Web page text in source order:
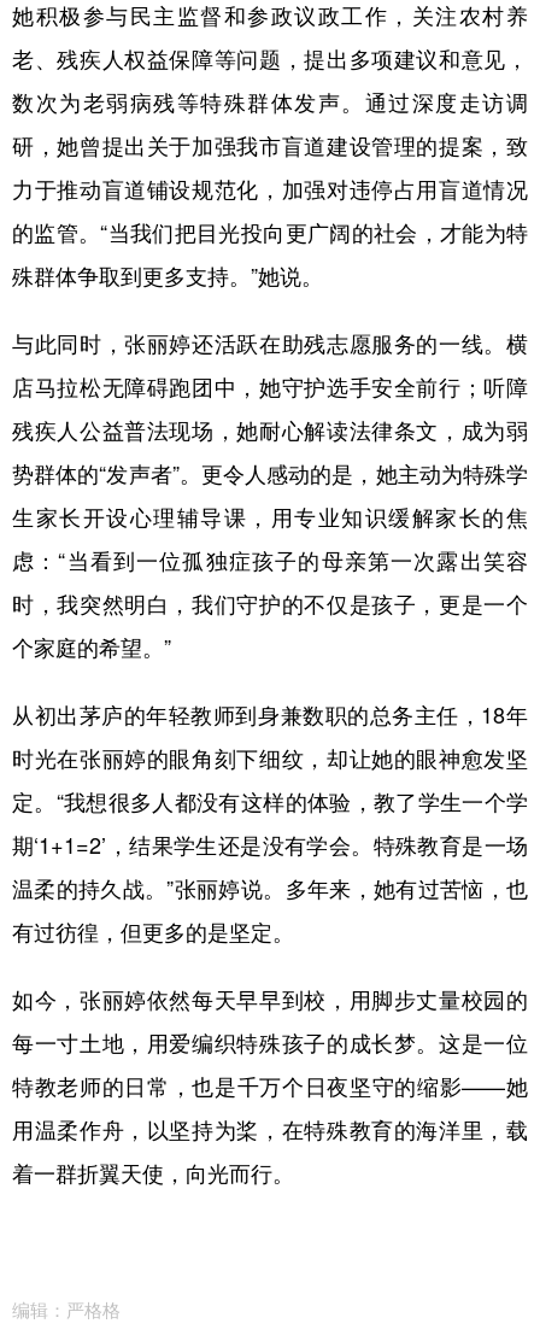
她积极参与民主监督和参政议政工作，关注农村养
老、残疾人权益保障等问题，提出多项建议和意见，
数次为老弱病残等特殊群体发声。通过深度走访调
研，她曾提出关于加强我市盲道建设管理的提案，致
力于推动盲道铺设规范化，加强对违停占用盲道情况
的监管。“当我们把目光投向更广阔的社会，才能为特
殊群体争取到更多支持。”她说。
与此同时，张丽婷还活跃在助残志愿服务的一线。横
店马拉松无障碍跑团中，她守护选手安全前行；听障
残疾人公益普法现场，她耐心解读法律条文，成为弱
势群体的“发声者”。更令人感动的是，她主动为特殊学
生家长开设心理辅导课，用专业知识缓解家长的焦
虑：“当看到一位孤独症孩子的母亲第一次露出笑容
时，我突然明白，我们守护的不仅是孩子，更是一个
个家庭的希望。”
从初出茅庐的年轻教师到身兼数职的总务主任，18年
时光在张丽婷的眼角刻下细纹，却让她的眼神愈发坚
定。“我想很多人都没有这样的体验，教了学生一个学
期‘1+1=2’，结果学生还是没有学会。特殊教育是一场
温柔的持久战。”张丽婷说。多年来，她有过苦恼，也
有过彷徨，但更多的是坚定。
如今，张丽婷依然每天早早到校，用脚步丈量校园的
每一寸土地，用爱编织特殊孩子的成长梦。这是一位
特教老师的日常，也是千万个日夜坚守的缩影——她
用温柔作舟，以坚持为桨，在特殊教育的海洋里，载
着一群折翼天使，向光而行。
编辑：严格格